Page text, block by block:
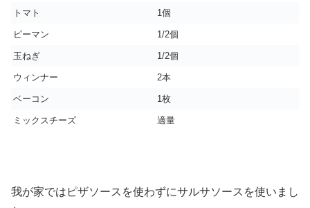
トマト 1個
ピーマン 1/2個
玉ねぎ 1/2個
ウィンナー 2本
ベーコン 1枚
ミックスチーズ 適量
我が家ではピザソースを使わずにサルサソースを使いまし